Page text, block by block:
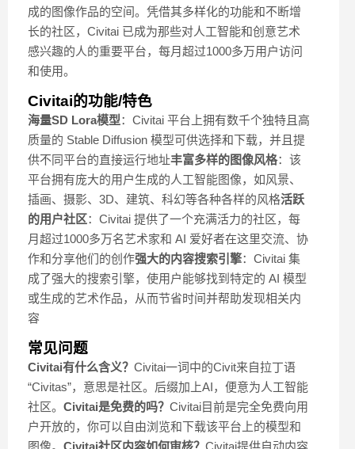
成的图像作品的空间。凭借其多样化的功能和不断增
长的社区，Civitai 已成为那些对人工智能和创意艺术
感兴趣的人的重要平台，每月超过1000多万用户访问
和使用。
Civitai的功能/特色
海量SD Lora模型：Civitai 平台上拥有数千个独特且高
质量的 Stable Diffusion 模型可供选择和下载，并且提
供不同平台的直接运行地址丰富多样的图像风格：该
平台拥有庞大的用户生成的人工智能图像，如风景、
插画、摄影、3D、建筑、科幻等各种各样的风格活跃
的用户社区：Civitai 提供了一个充满活力的社区，每
月超过1000多万名艺术家和 AI 爱好者在这里交流、协
作和分享他们的创作强大的内容搜索引擎：Civitai 集
成了强大的搜索引擎，使用户能够找到特定的 AI 模型
或生成的艺术作品，从而节省时间并帮助发现相关内
容
常见问题
Civitai有什么含义？ Civitai一词中的Civit来自拉丁语
“Civitas”，意思是社区。后缀加上AI，便意为人工智能
社区。 Civitai是免费的吗？ Civitai目前是完全免费向用
户开放的，你可以自由浏览和下载该平台上的模型和